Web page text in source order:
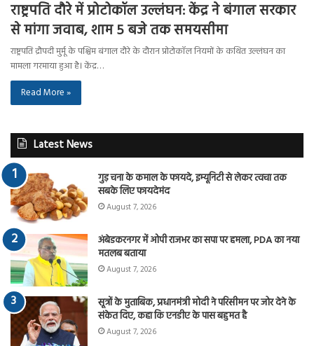
राष्ट्रपति दौरे में प्रोटोकॉल उल्लंघन: केंद्र ने बंगाल सरकार
से मांगा जवाब, शाम 5 बजे तक समयसीमा
राष्ट्रपति द्रौपदी मुर्मू के पश्चिम बंगाल दौरे के दौरान प्रोटोकॉल नियमों के कथित उल्लंघन का
मामला गरमाया हुआ है। केंद्र…
Read More »
Latest News
गुड़ चना के कमाल के फायदे, इम्यूनिटी से लेकर त्वचा तक
सबके लिए फायदेमंद
August 7, 2026
अंबेडकरनगर में ओपी राजभर का सपा पर हमला, PDA का नया
मतलब बताया
August 7, 2026
सूत्रों के मुताबिक, प्रधानमंत्री मोदी ने परिसीमन पर जोर देने के
संकेत दिए, कहा कि एनडीए के पास बहुमत है
August 7, 2026